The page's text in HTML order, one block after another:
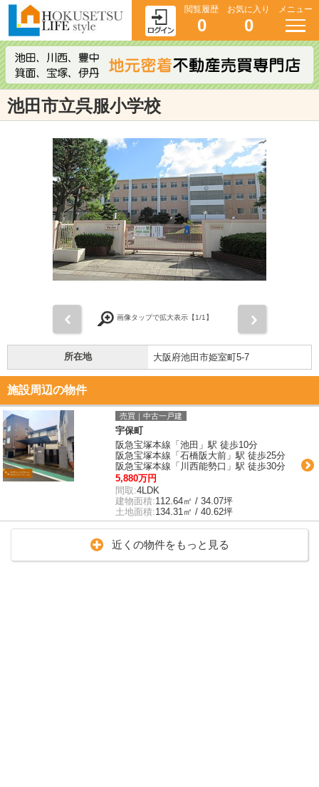
閲覧履歴
0
お気に入り
0
メニュー
池田市立呉服小学校
画像タップで拡大表示【1/1】
所在地 大阪府池田市姫室町5-7
施設周辺の物件
売買｜中古一戸建
宇保町
阪急宝塚本線「池田」駅 徒歩10分
阪急宝塚本線「石橋阪大前」駅 徒歩25分
阪急宝塚本線「川西能勢口」駅 徒歩30分
5,880万円
間取:4LDK
建物面積:112.64㎡ / 34.07坪
土地面積:134.31㎡ / 40.62坪
近くの物件をもっと見る